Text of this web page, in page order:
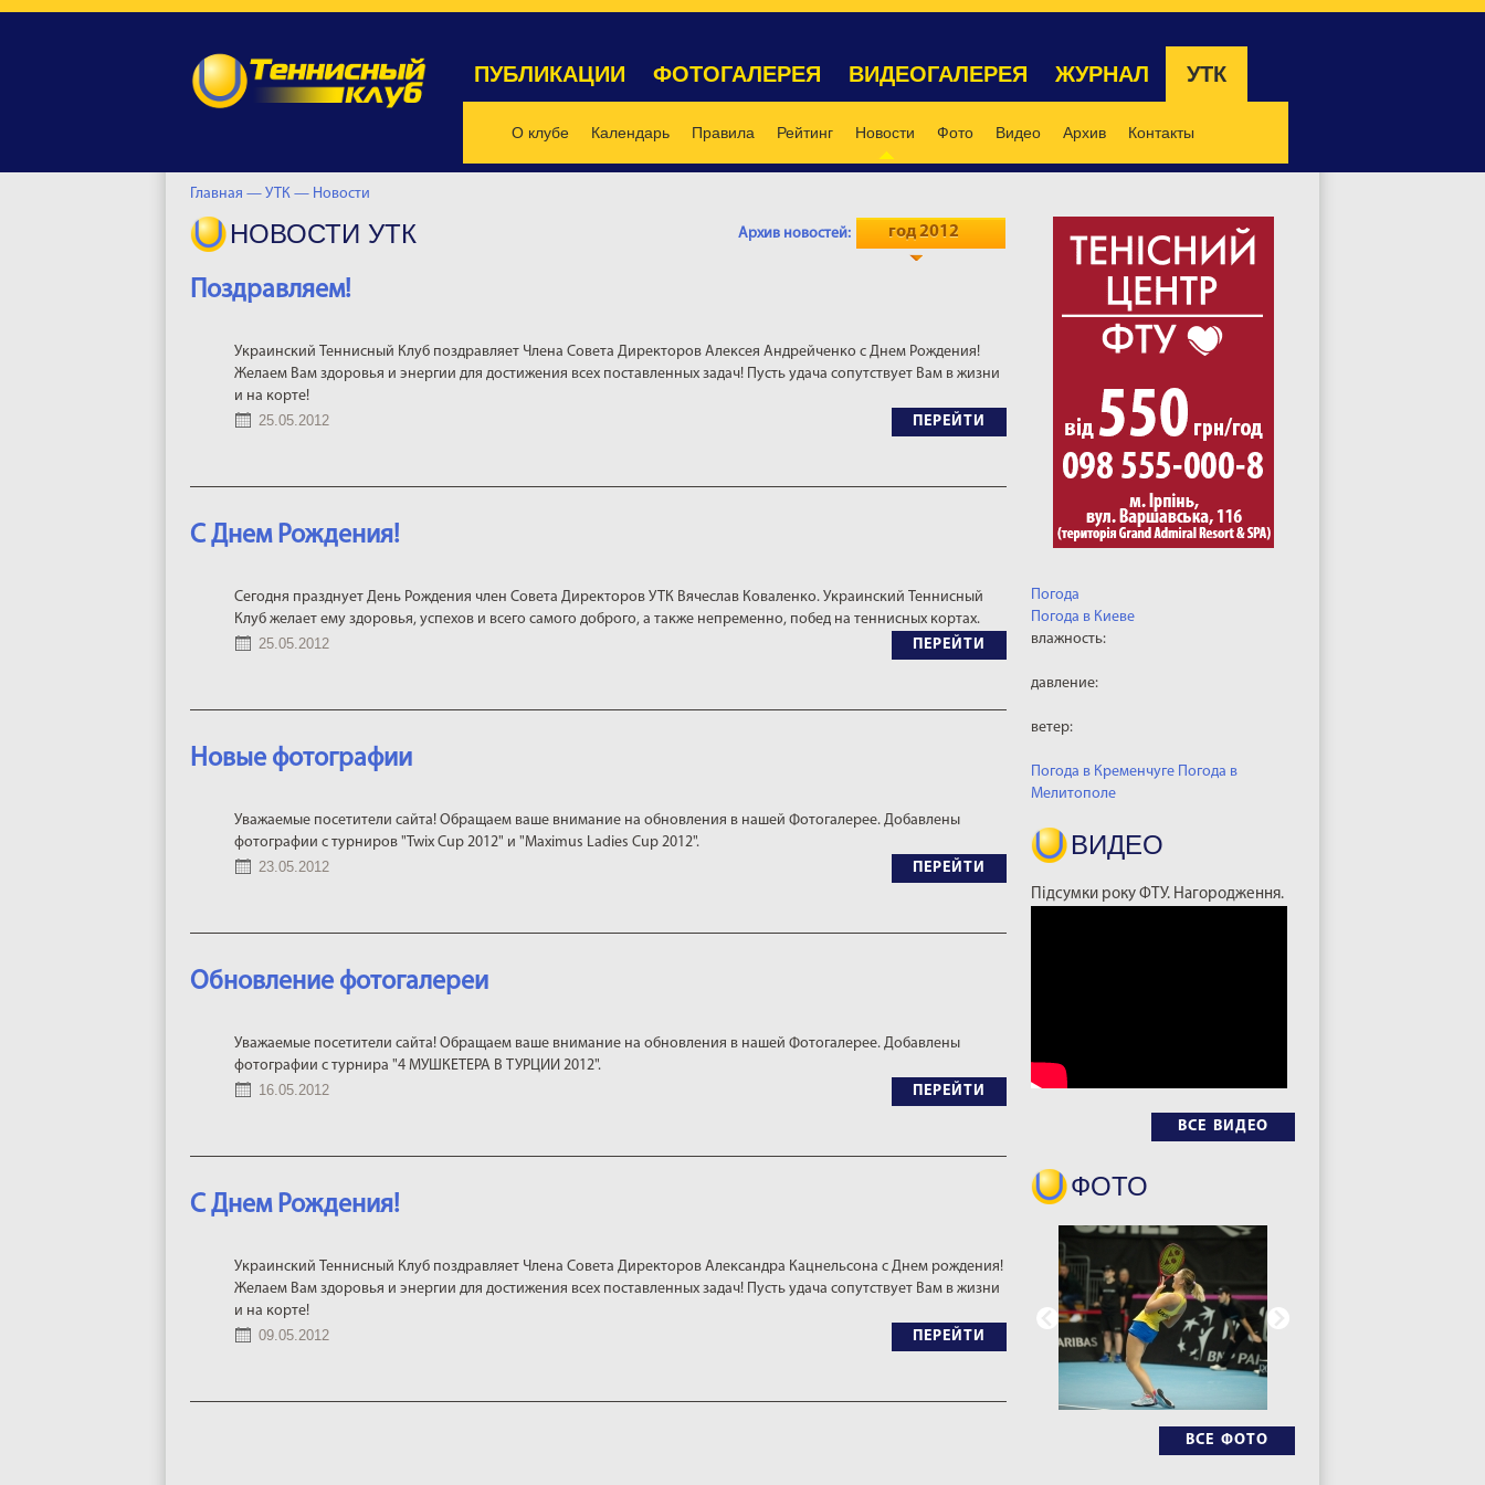
ПУБЛИКАЦИИ ФОТОГАЛЕРЕЯ ВИДЕОГАЛЕРЕЯ ЖУРНАЛ УТК
О клубе Календарь Правила Рейтинг Новости Фото Видео Архив Контакты
Главная — УТК — Новости
Погода
Погода в Киеве
влажность:
давление:
ветер:
Погода в Кременчуге Погода в
Мелитополе
ВИДЕО
Підсумки року ФТУ. Нагородження.
ВСЕ ВИДЕО
ФОТО
ВСЕ ФОТО
НОВОСТИ УТК Архив новостей: год 2012
Поздравляем!
Украинский Теннисный Клуб поздравляет Члена Совета Директоров Алексея Андрейченко с Днем Рождения!
Желаем Вам здоровья и энергии для достижения всех поставленных задач! Пусть удача сопутствует Вам в жизни
и на корте!
25.05.2012
ПЕРЕЙТИ
С Днем Рождения!
Сегодня празднует День Рождения член Совета Директоров УТК Вячеслав Коваленко. Украинский Теннисный
Клуб желает ему здоровья, успехов и всего самого доброго, а также непременно, побед на теннисных кортах.
25.05.2012
ПЕРЕЙТИ
Новые фотографии
Уважаемые посетители сайта! Обращаем ваше внимание на обновления в нашей Фотогалерее. Добавлены
фотографии с турниров "Twix Cup 2012" и "Maximus Ladies Cup 2012".
23.05.2012
ПЕРЕЙТИ
Обновление фотогалереи
Уважаемые посетители сайта! Обращаем ваше внимание на обновления в нашей Фотогалерее. Добавлены
фотографии с турнира "4 МУШКЕТЕРА В ТУРЦИИ 2012".
16.05.2012
ПЕРЕЙТИ
С Днем Рождения!
Украинский Теннисный Клуб поздравляет Члена Совета Директоров Aлександра Кацнельсона с Днем рождения!
Желаем Вам здоровья и энергии для достижения всех поставленных задач! Пусть удача сопутствует Вам в жизни
и на корте!
09.05.2012
ПЕРЕЙТИ